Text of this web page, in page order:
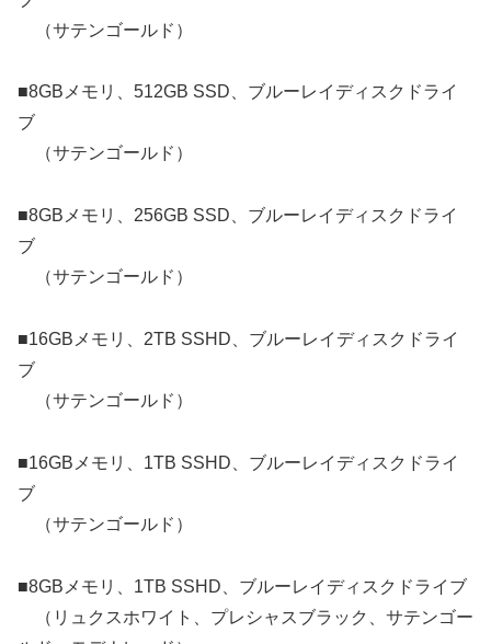
（サテンゴールド）
■8GBメモリ、512GB SSD、ブルーレイディスクドライ
ブ
（サテンゴールド）
■8GBメモリ、256GB SSD、ブルーレイディスクドライ
ブ
（サテンゴールド）
■16GBメモリ、2TB SSHD、ブルーレイディスクドライ
ブ
（サテンゴールド）
■16GBメモリ、1TB SSHD、ブルーレイディスクドライ
ブ
（サテンゴールド）
■8GBメモリ、1TB SSHD、ブルーレイディスクドライブ
（リュクスホワイト、プレシャスブラック、サテンゴー